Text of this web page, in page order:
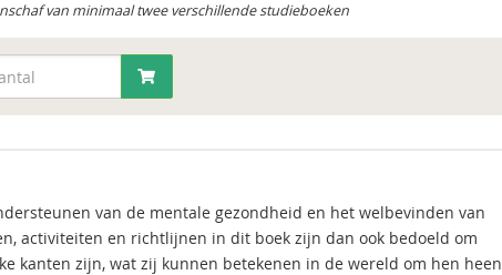
van minimaal twee verschillende studieboeken
van de mentale gezondheid en het welbevinden van
activiteiten en richtlijnen in dit boek zijn dan ook bedoeld om
kanten zijn, wat zij kunnen betekenen in de wereld om hen heen